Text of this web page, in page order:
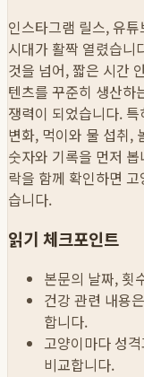
인스타그램 릴스, 유
시대가 활짝 열렸습니
것을 넘어, 짧은 시간
텐츠를 꾸준히 생산하
쟁력이 되었습니다.
변화, 먹이와 물 섭취,
숫자와 기록을 먼저
락을 함께 확인하면
습니다.
읽기 체크포인트
본문의 날짜, 횟
건강 관련 내용
합니다.
고양이마다 성
비교합니다.